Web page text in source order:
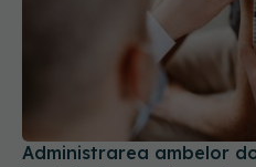
Administrarea ambelor
braţ declanşează un
02 mai 2025, 12:34